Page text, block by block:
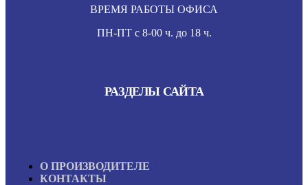
ВРЕМЯ РАБОТЫ ОФИСА
ПН-ПТ с 8-00 ч. до 18 ч.
РАЗДЕЛЫ САЙТА
О ПРОИЗВОДИТЕЛЕ
КОНТАКТЫ